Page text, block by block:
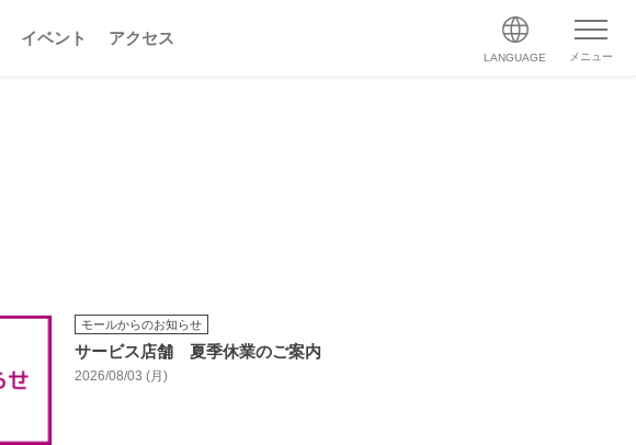
イベント アクセス
LANGUAGE メニュー
モールからのお知らせ
サービス店舗 夏季休業のご案内
2026/08/03 (月)